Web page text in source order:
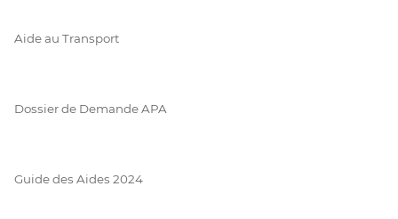
Aide au Transport
Dossier de Demande APA
Guide des Aides 2024